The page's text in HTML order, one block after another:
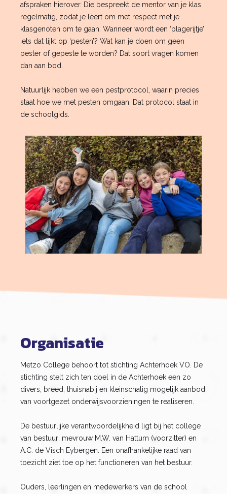
afspraken hierover. Die bespreekt de mentor van je klas
regelmatig, zodat je leert om met respect met je
klasgenoten om te gaan. Wanneer wordt een ‘plagerijtje’
iets dat lijkt op ‘pesten’? Wat kan je doen om geen
pester of gepeste te worden? Dat soort vragen komen
dan aan bod.
Natuurlijk hebben we een pestprotocol, waarin precies
staat hoe we met pesten omgaan. Dat protocol staat in
de schoolgids.
Organisatie
Metzo College behoort tot stichting Achterhoek VO. De
stichting stelt zich ten doel in de Achterhoek een zo
divers, breed, thuisnabij en kleinschalig mogelijk aanbod
van voortgezet onderwijsvoorzieningen te realiseren.
De bestuurlijke verantwoordelijkheid ligt bij het college
van bestuur: mevrouw M.W. van Hattum (voorzitter) en
A.C. de Visch Eybergen. Een onafhankelijke raad van
toezicht ziet toe op het functioneren van het bestuur.
Ouders, leerlingen en medewerkers van de school